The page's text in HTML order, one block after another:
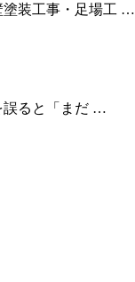
塗装工事・足場工 …
誤ると「まだ …